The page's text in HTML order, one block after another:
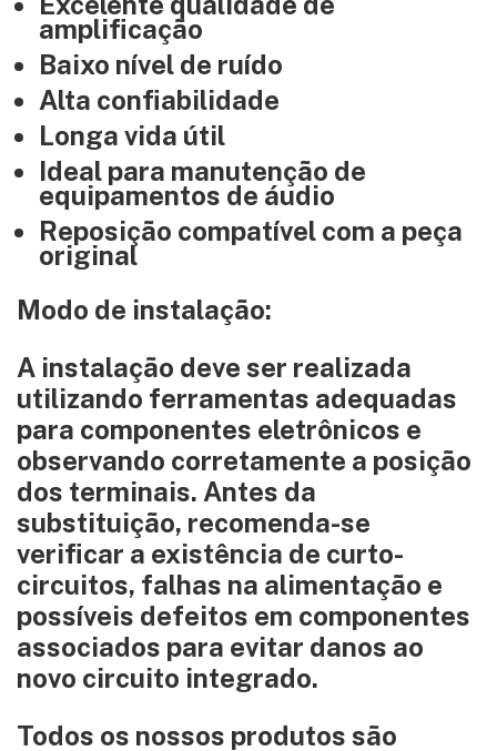
amplificação
Baixo nível de ruído
Alta confiabilidade
Longa vida útil
Ideal para manutenção de
equipamentos de áudio
Reposição compatível com a peça
original
Modo de instalação:
A instalação deve ser realizada
utilizando ferramentas adequadas
para componentes eletrônicos e
observando corretamente a posição
dos terminais. Antes da
substituição, recomenda-se
verificar a existência de curto-
circuitos, falhas na alimentação e
possíveis defeitos em componentes
associados para evitar danos ao
novo circuito integrado.
Todos os nossos produtos são